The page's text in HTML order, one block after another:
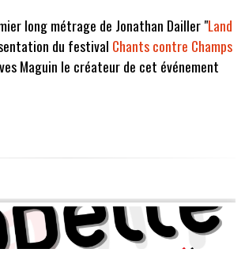
long métrage de Jonathan Dailler "Land
du festival Chants contre Champs
Maguin le créateur de cet événement